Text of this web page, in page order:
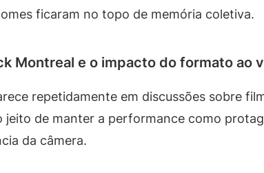
ficaram no topo de memória coletiva.
Montreal e o impacto do formato ao
repetidamente em discussões sobre
jeito de manter a performance como
da câmera.